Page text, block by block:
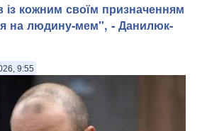
кожним своїм призначенням
на людину-мем", - Данилюк-
9:55